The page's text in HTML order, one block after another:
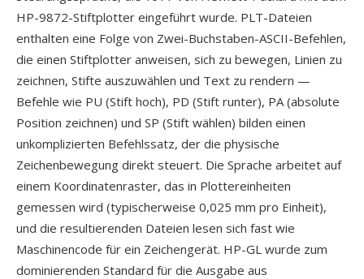
HP-9872-Stiftplotter eingeführt wurde. PLT-Dateien
enthalten eine Folge von Zwei-Buchstaben-ASCII-Befehlen,
die einen Stiftplotter anweisen, sich zu bewegen, Linien zu
zeichnen, Stifte auszuwählen und Text zu rendern —
Befehle wie PU (Stift hoch), PD (Stift runter), PA (absolute
Position zeichnen) und SP (Stift wählen) bilden einen
unkomplizierten Befehlssatz, der die physische
Zeichenbewegung direkt steuert. Die Sprache arbeitet auf
einem Koordinatenraster, das in Plottereinheiten
gemessen wird (typischerweise 0,025 mm pro Einheit),
und die resultierenden Dateien lesen sich fast wie
Maschinencode für ein Zeichengerät. HP-GL wurde zum
dominierenden Standard für die Ausgabe aus